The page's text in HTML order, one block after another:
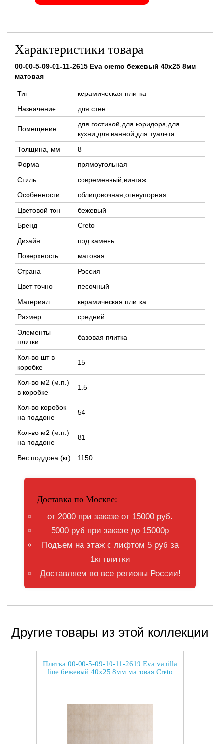
Характеристики товара
00-00-5-09-01-11-2615 Eva cremo бежевый 40x25 8мм
матовая
Тип
керамическая плитка
Назначение
для стен
Помещение
для гостиной,для коридора,для
кухни,для ванной,для туалета
Толщина, мм
8
Форма
прямоугольная
Стиль
современный,винтаж
Особенности
облицовочная,огнеупорная
Цветовой тон
бежевый
Бренд
Creto
Дизайн
под камень
Поверхность
матовая
Страна
Россия
Цвет точно
песочный
Материал
керамическая плитка
Размер
средний
Элементы
плитки
базовая плитка
Кол-во шт в
коробке
15
Кол-во м2 (м.п.)
в коробке
1.5
Кол-во коробок
на поддоне
54
Кол-во м2 (м.п.)
на поддоне
81
Вес поддона (кг) 1150
Доставка по Москве:
от 2000 при заказе от 15000 руб.
5000 руб при заказе до 15000р
Подъем на этаж с лифтом 5 руб за
1кг плитки
Доставляем во все регионы России!
Другие товары из этой коллекции
Плитка 00-00-5-09-10-11-2619 Eva vanilla
line бежевый 40x25 8мм матовая Creto